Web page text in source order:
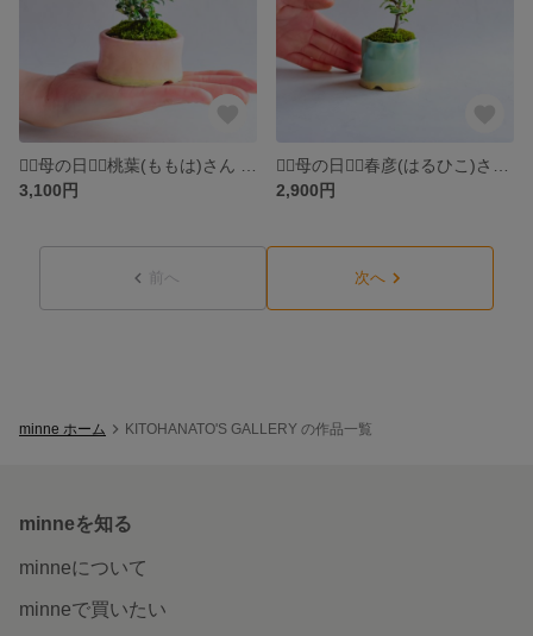
3,100円
2,900円
前へ 次へ
minne ホーム KITOHANATO'S GALLERY の作品一覧
minneを知る
minneについて
minneで買いたい